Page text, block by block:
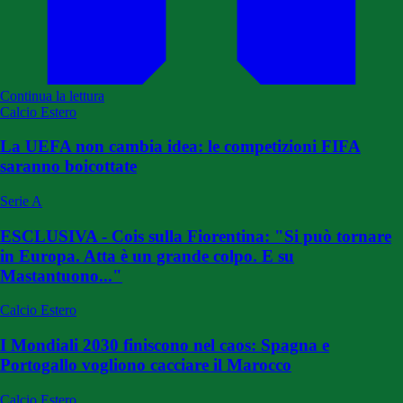
Continua la lettura
Calcio Estero
La UEFA non cambia idea: le competizioni FIFA
saranno boicottate
Serie A
ESCLUSIVA - Cois sulla Fiorentina: "Si può tornare
in Europa. Atta è un grande colpo. E su
Mastantuono..."
Calcio Estero
I Mondiali 2030 finiscono nel caos: Spagna e
Portogallo vogliono cacciare il Marocco
Calcio Estero